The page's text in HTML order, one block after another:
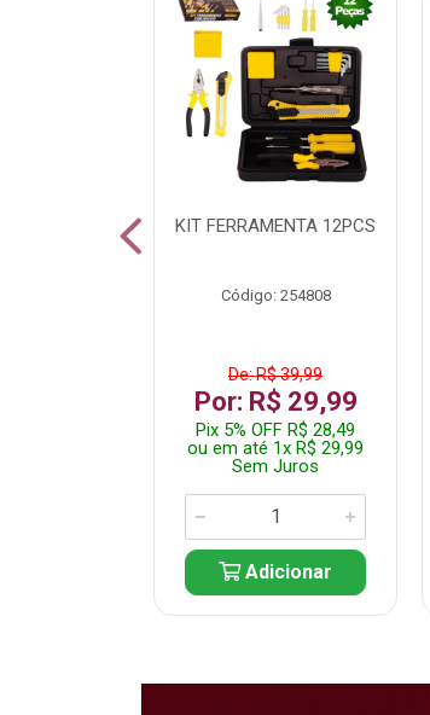
KIT FERRAMENTA 12PCS
Código: 254808
De: R$ 39,99
Por: R$ 29,99
Pix 5% OFF R$ 28,49
ou em até 1x R$ 29,99
Sem Juros
Adicionar